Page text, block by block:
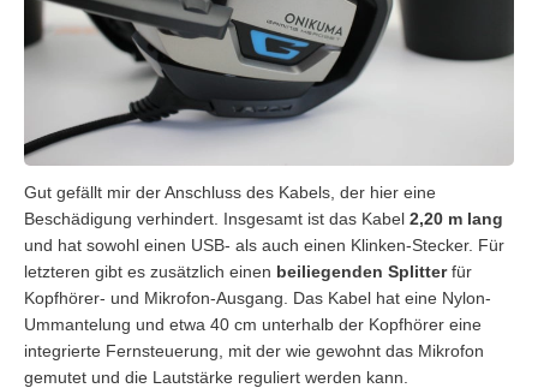
Gut gefällt mir der Anschluss des Kabels, der hier eine
Beschädigung verhindert. Insgesamt ist das Kabel 2,20 m lang
und hat sowohl einen USB- als auch einen Klinken-Stecker. Für
letzteren gibt es zusätzlich einen beiliegenden Splitterfür
Kopfhörer- und Mikrofon-Ausgang. Das Kabel hat eine Nylon-
Ummantelung und etwa 40 cm unterhalb der Kopfhörer eine
integrierte Fernsteuerung, mit der wie gewohnt das Mikrofon
gemutet und die Lautstärke reguliert werden kann.